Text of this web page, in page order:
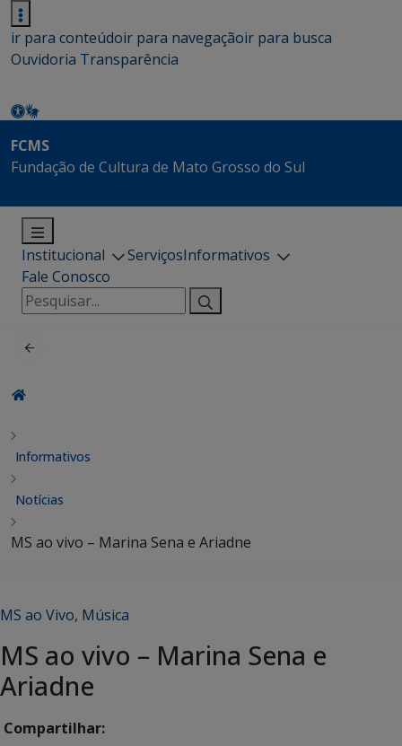
ir para conteúdoir para navegaçãoir para busca
Ouvidoria Transparência
FCMS
Fundação de Cultura de Mato Grosso do Sul
Institucional ServiçosInformativos
Fale Conosco
Pesquisar
por:
Informativos
Notícias
MS ao vivo – Marina Sena e Ariadne
MS ao Vivo, Música
MS ao vivo – Marina Sena e
Ariadne
Compartilhar: